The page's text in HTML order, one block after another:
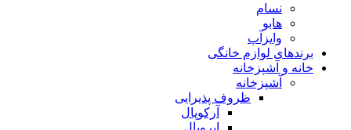
نسام
هابو
وایزآپ
برندهای لوازم خانگی
خانه و آشپزخانه
آشپزخانه
ظروف پذیرایی
آرکوپال